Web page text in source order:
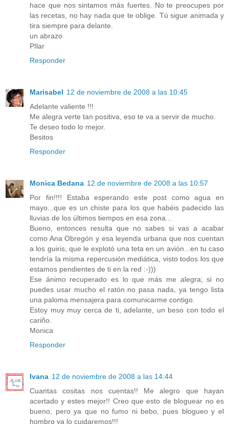
hace que nos sintamos más fuertes. No te preocupes por
las recetas, no hay nada que te oblige. Tú sigue animada y
tira siempre para delante.
un abrazo
PIlar
Responder
Marisabel 12 de noviembre de 2008 a las 10:45
Adelante valiente !!!
Me alegra verte tan positiva, eso te va a servir de mucho.
Te deseo todo lo mejor.
Besitos
Responder
Monica Bedana 12 de noviembre de 2008 a las 10:57
Por fin!!!! Estaba esperando este post como agua en
mayo...que es un chiste para los que habéis padecido las
lluvias de los últimos tiempos en esa zona...
Bueno, entonces resulta que no sabes si vas a acabar
como Ana Obregón y esa leyenda urbana que nos cuentan
a los guiris, que le explotó una teta en un avión...en tu caso
tendría la misma repercusión mediática, visto todos los que
estamos pendientes de ti en la red :-)))
Ese ánimo recuperado es lo que más me alegra; si no
puedes usar mucho el ratón no pasa nada, ya tengo lista
una paloma mensajera para comunicarme contigo.
Estoy muy muy cerca de ti, adelante, un beso con todo el
cariño.
Monica
Responder
Ivana 12 de noviembre de 2008 a las 14:44
Cuantas cositas nos cuentas!! Me alegro que hayan
acertado y estes mejor!! Creo que esto de bloguear no es
bueno, pero ya que no fumo ni bebo, pues blogueo y el
hombro ya lo cuidaremos!!!